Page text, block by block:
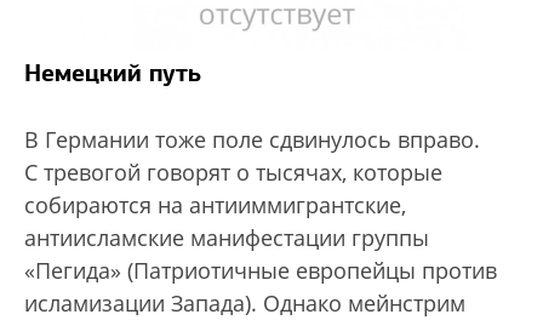
Немецкий путь
В Германии тоже поле сдвинулось вправо.
С тревогой говорят о тысячах, которые
собираются на антииммигрантские,
антиисламские манифестации группы
«Пегида» (Патриотичные европейцы против
исламизации Запада). Однако мейнстрим